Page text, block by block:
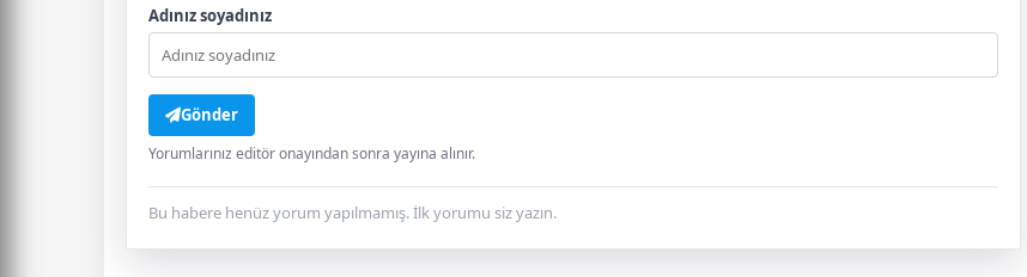
Adınız soyadınız
Gönder
Yorumlarınız editör onayından sonra yayına alınır.
Bu habere henüz yorum yapılmamış. İlk yorumu siz yazın.